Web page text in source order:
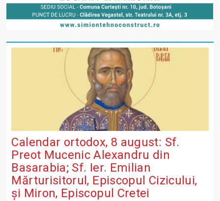
Calendar ortodox, 8 august: Sf.
Preot Mucenic Alexandru din
Basarabia; Sf. Ier. Emilian
Mărturisitorul, Episcopul Cizicului,
şi Miron, Episcopul Cretei